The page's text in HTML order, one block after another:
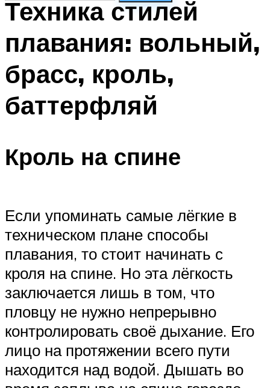
ПЛАВАНЬЕ ДЛЯ ДЕТЕЙ
БАССЕЙН ДЛЯ ДОМА
ОЧИСТКА БАССЕЙНОВ
Техника стилей
плавания: вольный,
брасс, кроль,
баттерфляй
Кроль на спине
Если упоминать самые лёгкие в
техническом плане способы
плавания, то стоит начинать с
кроля на спине. Но эта лёгкость
заключается лишь в том, что
пловцу не нужно непрерывно
контролировать своё дыхание. Его
лицо на протяжении всего пути
находится над водой. Дышать во